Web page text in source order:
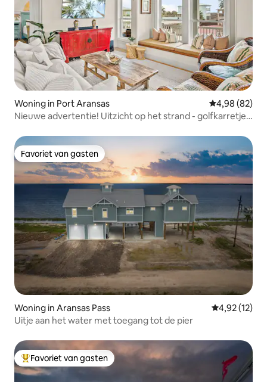
Woning in Port Aransas Gemiddelde
4,98 (82)
Nieuwe advertentie! Uitzicht op het strand - golfkarretje -
Favoriet van gasten
Favoriet van gasten
Woning in Aransas Pass Gemiddelde
4,92 (12)
Uitje aan het water met toegang tot de pier
Topfavoriet van gasten
Favoriet van gasten